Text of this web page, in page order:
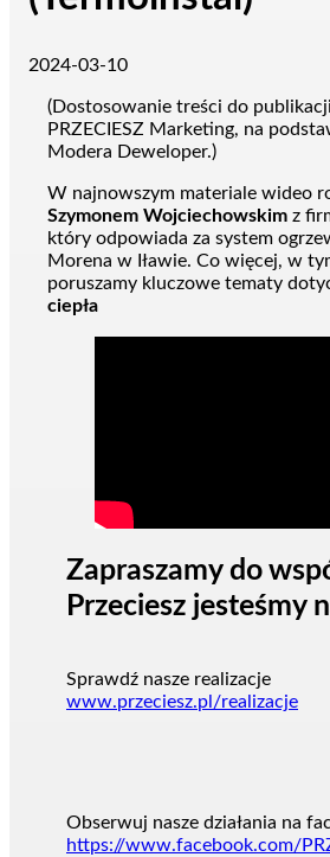
2024-03-10
(Dostosowanie treści do
PRZECIESZ Marketing, na
Modera Deweloper.)
W najnowszym materiale wideo
Szymonem Wojciechowskim z
który odpowiada za system
Morena w Iławie. Co więcej, w
poruszamy kluczowe tematy
ciepła
Zapraszamy do
Przeciesz jesteśmy
Sprawdź nasze realizacje
www.przeciesz.pl/realizacje
Obserwuj nasze działania na
https://www.facebook.com/